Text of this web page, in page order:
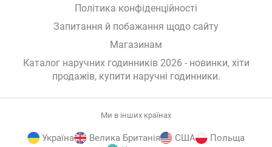
Політика конфіденційності
Запитання й побажання щодо сайту
Магазинам
Каталог наручних годинників 2026 - новинки, хіти
продажів, купити наручні годинники.
Ми в інших країнах
Україна Велика Британія США
Польща